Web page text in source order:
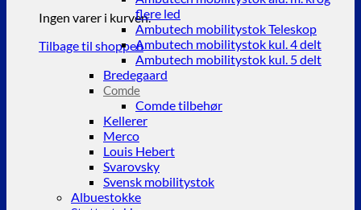
Ingen varer i kurven.
Tilbage til shoppen
flere led
Ambutech mobilitystok Teleskop
Ambutech mobilitystok kul. 4 delt
Ambutech mobilitystok kul. 5 delt
Bredegaard
Comde
Comde tilbehør
Kellerer
Merco
Louis Hebert
Svarovsky
Svensk mobilitystok
Albuestokke